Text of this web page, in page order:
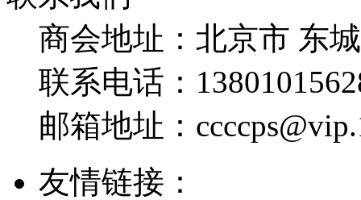
商会地址： 北京市 东
联系电话：
邮箱地址：
友情链接：